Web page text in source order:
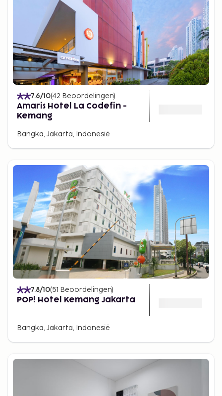
7.6/10(42 Beoordelingen)
Amaris Hotel La Codefin -
Kemang
Bangka, Jakarta, Indonesië
7.8/10(51 Beoordelingen)
POP! Hotel Kemang Jakarta
Bangka, Jakarta, Indonesië